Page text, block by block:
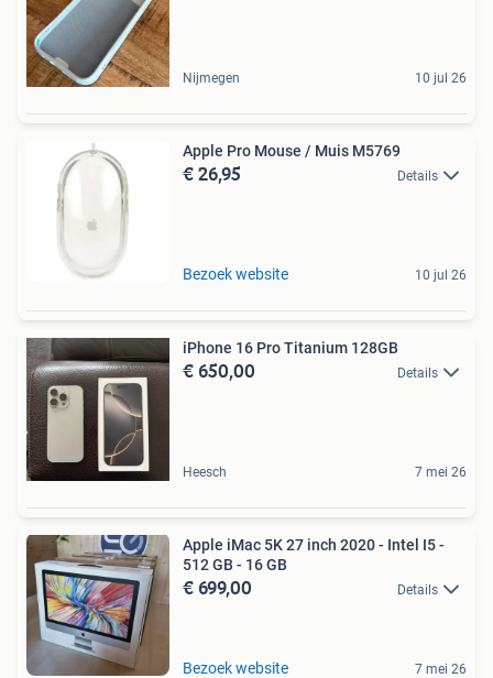
Nijmegen 10 jul 26
Apple Pro Mouse / Muis M5769
€ 26,95 Details
Bezoek website 10 jul 26
iPhone 16 Pro Titanium 128GB
€ 650,00 Details
Heesch 7 mei 26
Apple iMac 5K 27 inch 2020 - Intel I5 -
512 GB - 16 GB
€ 699,00 Details
Bezoek website 7 mei 26